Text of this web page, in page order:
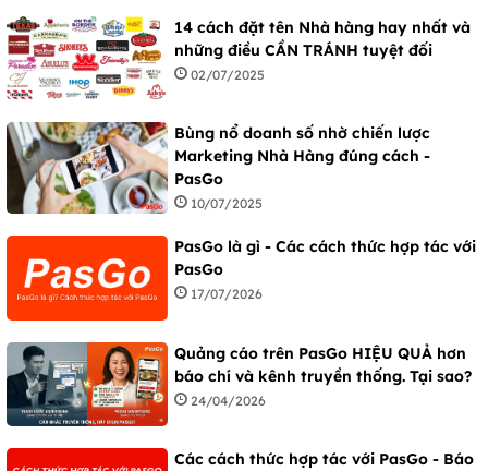
14 cách đặt tên Nhà hàng hay nhất và
những điều CẦN TRÁNH tuyệt đối
02/07/2025
Bùng nổ doanh số nhờ chiến lược
Marketing Nhà Hàng đúng cách -
PasGo
10/07/2025
PasGo là gì - Các cách thức hợp tác với
PasGo
17/07/2026
Quảng cáo trên PasGo HIỆU QUẢ hơn
báo chí và kênh truyền thống. Tại sao?
24/04/2026
Các cách thức hợp tác với PasGo - Báo